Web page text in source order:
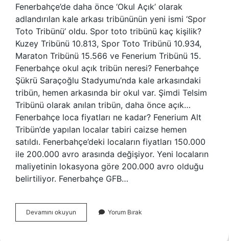
Fenerbahçe’de daha önce ‘Okul Açık’ olarak
adlandırılan kale arkası tribününün yeni ismi ‘Spor
Toto Tribünü’ oldu. Spor toto tribünü kaç kişilik?
Kuzey Tribünü 10.813, Spor Toto Tribünü 10.934,
Maraton Tribünü 15.566 ve Fenerium Tribünü 15.
Fenerbahçe okul açık tribün neresi? Fenerbahçe
Şükrü Saraçoğlu Stadyumu’nda kale arkasındaki
tribün, hemen arkasında bir okul var. Şimdi Telsim
Tribünü olarak anılan tribün, daha önce açık…
Fenerbahçe loca fiyatları ne kadar? Fenerium Alt
Tribün’de yapılan localar tabiri caizse hemen
satıldı. Fenerbahçe’deki locaların fiyatları 150.000
ile 200.000 avro arasında değişiyor. Yeni locaların
maliyetinin lokasyona göre 200.000 avro olduğu
belirtiliyor. Fenerbahçe GFB…
Devamını okuyun Fenerbahçe
Spor
Yorum Bırak